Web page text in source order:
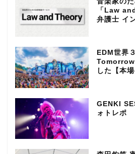
「Law
弁護士 イ
EDM世界
した【本
GENKI
ォトレポ